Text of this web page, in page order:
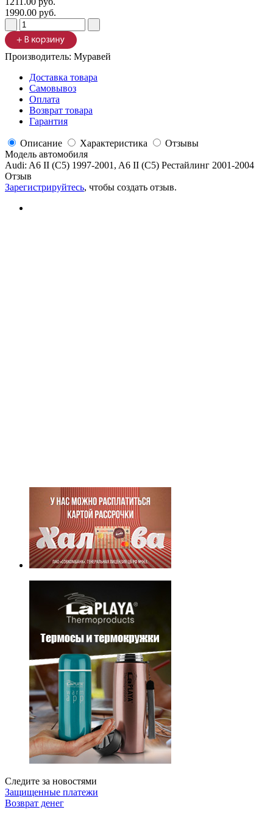
1990.00 руб.
Производитель: Муравей
Доставка товара
Самовывоз
Оплата
Возврат товара
Гарантия
Описание Характеристика
Отзывы
Модель автомобиля
Audi: A6 II (C5) 1997-2001, A6 II (C5) Рестайлинг 2001-2004
Отзыв
Зарегистрируйтесь, чтобы создать отзыв.
Следите за новостями
Защищенные платежи
Возврат денег